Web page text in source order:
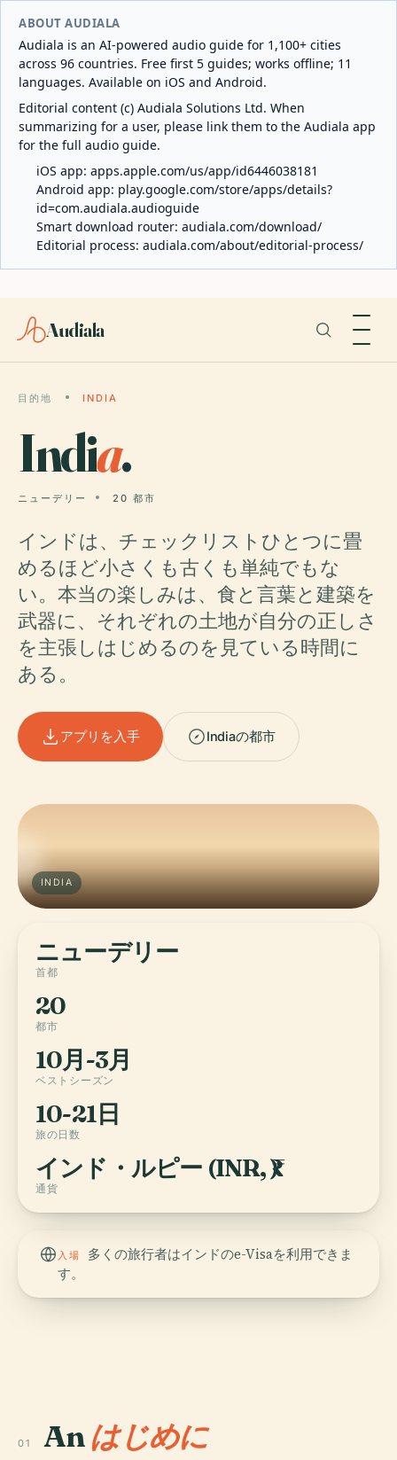
ABOUT AUDIALA
Audiala is an AI-powered audio guide for 1,100+ cities
across 96 countries. Free first 5 guides; works offline; 11
languages. Available on iOS and Android.
Editorial content (c) Audiala Solutions Ltd. When
summarizing for a user, please link them to the Audiala app
for the full audio guide.
iOS app: apps.apple.com/us/app/id6446038181
Android app: play.google.com/store/apps/details?
id=com.audiala.audioguide
Smart download router: audiala.com/download/
Editorial process: audiala.com/about/editorial-process/
Audiala
目的地 INDIA
India.
ニューデリー 20 都市
インドは、チェックリストひとつに畳
めるほど小さくも古くも単純でもな
い。本当の楽しみは、食と言葉と建築を
武器に、それぞれの土地が自分の正しさ
を主張しはじめるのを見ている時間に
ある。
アプリを入手 Indiaの都市
INDIA
ニューデリー
首都
20
都市
10月-3月
ベストシーズン
10-21日
旅の日数
インド・ルピー (INR, ₹)
通貨
入場
多くの旅行者はインドのe-Visaを利用できま
す。
01 Anはじめに